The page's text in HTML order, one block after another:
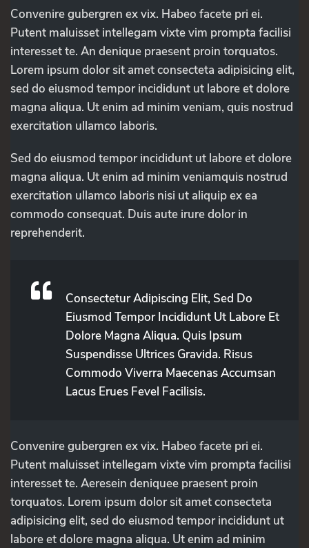
Convenire gubergren ex vix. Habeo facete pri ei.
Putent maluisset intellegam vixte vim prompta facilisi
interesset te. An denique praesent proin torquatos.
Lorem ipsum dolor sit amet consecteta adipisicing elit,
sed do eiusmod tempor incididunt ut labore et dolore
magna aliqua. Ut enim ad minim veniam, quis nostrud
exercitation ullamco laboris.
Sed do eiusmod tempor incididunt ut labore et dolore
magna aliqua. Ut enim ad minim veniamquis nostrud
exercitation ullamco laboris nisi ut aliquip ex ea
commodo consequat. Duis aute irure dolor in
reprehenderit.
Consectetur Adipiscing Elit, Sed Do
Eiusmod Tempor Incididunt Ut Labore Et
Dolore Magna Aliqua. Quis Ipsum
Suspendisse Ultrices Gravida. Risus
Commodo Viverra Maecenas Accumsan
Lacus Erues Fevel Facilisis.
Convenire gubergren ex vix. Habeo facete pri ei.
Putent maluisset intellegam vixte vim prompta facilisi
interesset te. Aeresein deniquee praesent proin
torquatos. Lorem ipsum dolor sit amet consecteta
adipisicing elit, sed do eiusmod tempor incididunt ut
labore et dolore magna aliqua. Ut enim ad minim